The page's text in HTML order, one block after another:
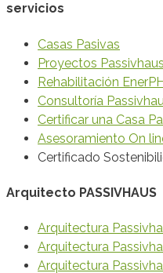
servicios
Casas Pasivas
Proyectos Passivhaus
Rehabilitación
Consultoría
Certificar una Casa
Asesoramiento On
Certificado
Arquitecto PASSIVHAUS
Arquitectura
Arquitectura
Arquitectura